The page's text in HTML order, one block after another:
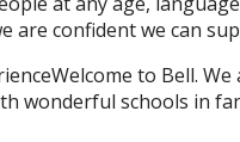
are confident we can
to Bell.
wonderful schools in